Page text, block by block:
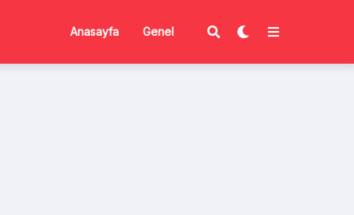
Anasayfa Genel